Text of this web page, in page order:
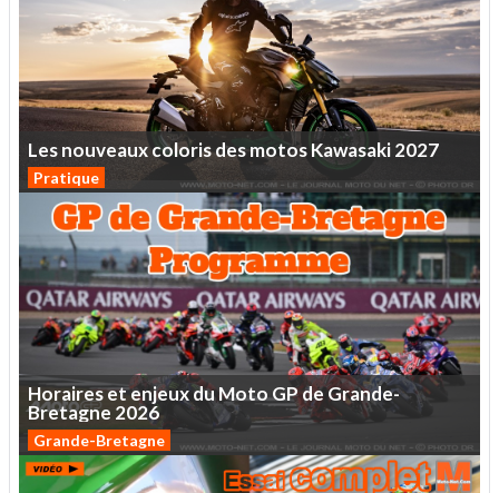
LesnouveauxcolorisdesmotosKawasaki2027
Pratique
HorairesetenjeuxduMotoGPdeGrande-
Bretagne 2026
Grande-Bretagne